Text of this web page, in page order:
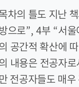
차의 틀도 지난
방으로”, 4부 “서
공간적 확산에
내용은 전공자
만 전공자들도 매